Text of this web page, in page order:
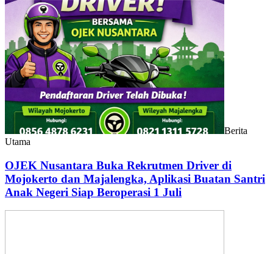
Berita
Utama
OJEK Nusantara Buka Rekrutmen Driver di
Mojokerto dan Majalengka, Aplikasi Buatan Santri
Anak Negeri Siap Beroperasi 1 Juli